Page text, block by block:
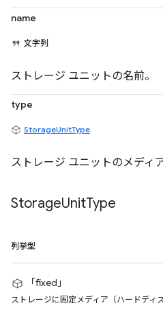
name
文字列
ストレージ ユニットの名前。
type
StorageUnitType
ストレージ ユニットのメディ
StorageUnitType
列挙型
「fixed」
ストレージに固定メディア（ハードディ